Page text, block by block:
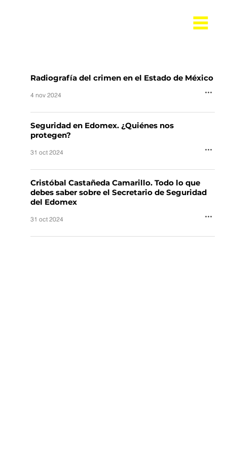
Radiografía del crimen en el Estado de México
4 nov 2024
Seguridad en Edomex. ¿Quiénes nos
protegen?
31 oct 2024
Cristóbal Castañeda Camarillo. Todo lo que
debes saber sobre el Secretario de Seguridad
del Edomex
31 oct 2024